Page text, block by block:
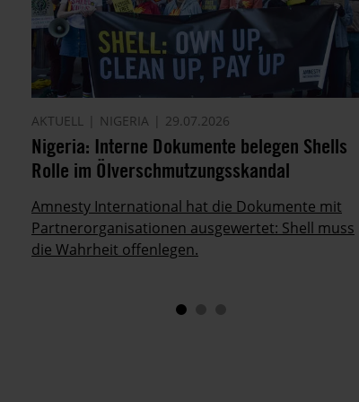
AKTUELL NIGERIA 29.07.2026
Nigeria: Interne Dokumente belegen Shells
Rolle im Ölverschmutzungsskandal
Amnesty International hat die Dokumente mit
Partnerorganisationen ausgewertet: Shell muss
die Wahrheit offenlegen.